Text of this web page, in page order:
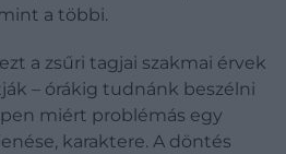
a többi.
a zsűri tagjai szakmai érvek
– órákig tudnánk beszélni
miért problémás egy
karaktere. A döntés